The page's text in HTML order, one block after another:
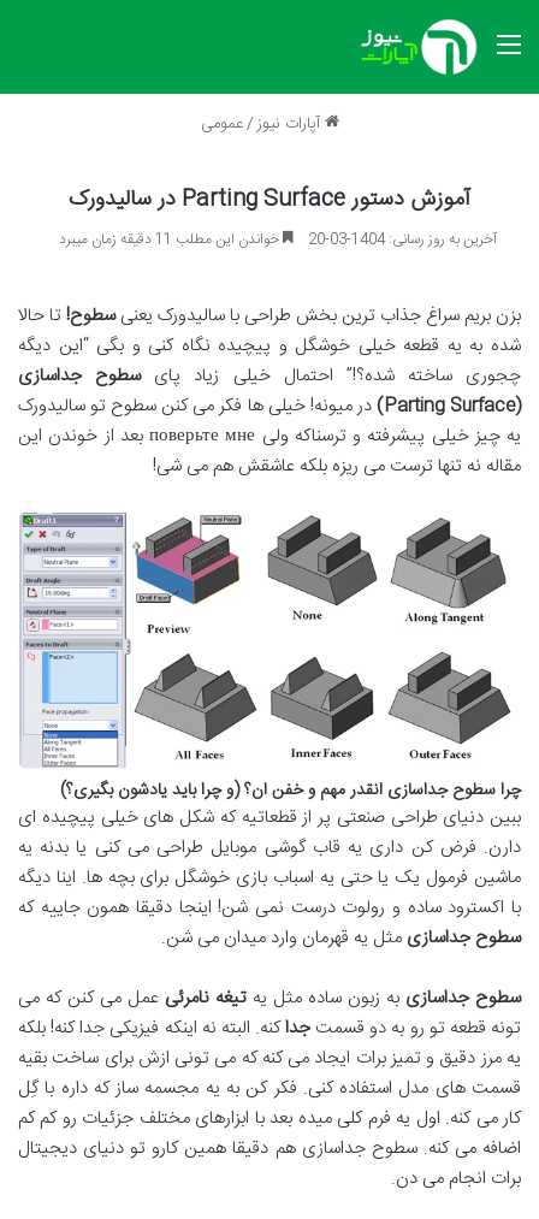
منو
آپارات نیوز/عمومی
آموزش دستور Parting Surface در سالیدورک
آخرین به روز رسانی: 1404-03-20 خواندن این مطلب 11 دقیقه زمان میبرد
بزن بریم سراغ جذاب ترین بخش طراحی با سالیدورک یعنیسطوح! تا حالا
شده به یه قطعه خیلی خوشگل و پیچیده نگاه کنی و بگی “این دیگه
چجوری ساخته شده؟!” احتمال خیلی زیاد پایسطوح جداسازی
(Parting Surface)
در میونه!خیلی ها فکر می کنن سطوح تو سالیدورک
یه چیز خیلی پیشرفته و ترسناکه ولی
بعد از خوندن این
مقاله نه تنها ترست می ریزه بلکه عاشقش هم می شی!
چرا سطوح جداسازی انقدر مهم و خفن ان؟ (و چرا باید یادشون بگیری؟)
ببین دنیای طراحی صنعتی پر از قطعاتیه که شکل های خیلی پیچیده ای
دارن. فرض کن داری یه قاب گوشی موبایل طراحی می کنی یا بدنه یه
ماشین فرمول یک یا حتی یه اسباب بازی خوشگل برای بچه ها. اینا دیگه
با اکسترود ساده و رولوت درست نمی شن! اینجا دقیقا همون جاییه که
سطوح جداسازی مثل یه قهرمان وارد میدان می شن.
سطوح جداسازی به زبون ساده مثل یه تیغه نامرئی عمل می کنن که می
تونه قطعه تو رو به دو قسمتجداکنه. البته نه اینکه فیزیکی جدا کنه! بلکه
یه مرز دقیق و تمیز برات ایجاد می کنه که می تونی ازش برای ساخت بقیه
قسمت های مدل استفاده کنی. فکر کن به یه مجسمه ساز که داره با گِل
کار می کنه. اول یه فرم کلی میده بعد با ابزارهای مختلف جزئیات رو کم کم
اضافه می کنه.سطوح جداسازی هم دقیقا همین کارو تو دنیای دیجیتال
برات انجام می دن.